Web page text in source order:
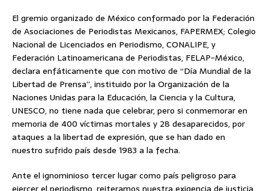
El gremio organizado de México conformado por la Federación
de Asociaciones de Periodistas Mexicanos, FAPERMEX; Colegio
Nacional de Licenciados en Periodismo, CONALIPE, y
Federación Latinoamericana de Periodistas, FELAP-México,
declara enfáticamente que con motivo de “Día Mundial de la
Libertad de Prensa”, instituido por la Organización de la
Naciones Unidas para la Educación, la Ciencia y la Cultura,
UNESCO, no tiene nada que celebrar, pero si conmemorar en
memoria de 400 víctimas mortales y 28 desaparecidos, por
ataques a la libertad de expresión, que se han dado en
nuestro sufrido país desde 1983 a la fecha.
Ante el ignominioso tercer lugar como país peligroso para